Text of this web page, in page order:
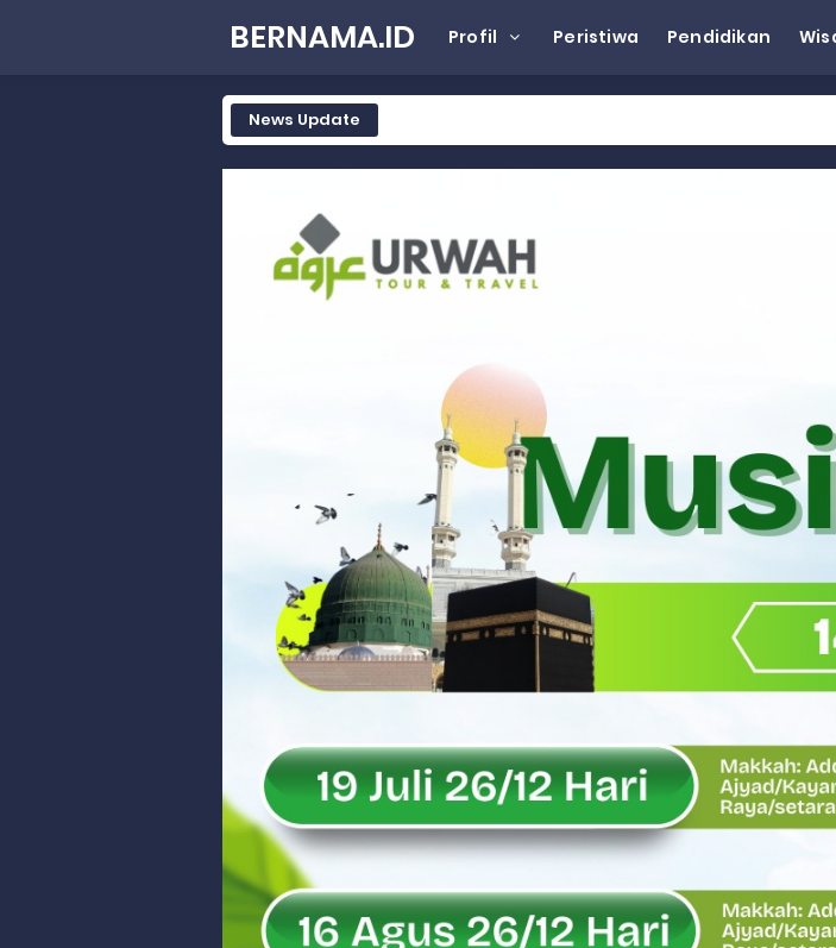
BERNAMA.ID Profil Peristiwa Pendidikan
News Update
Rahmat Saleh Resmikan Hunian Tetap KARTA untuk Korban Banjir
Gelar Musdalub, Ini Tujuan Partai Demokrat Sumbar
RELIS KEJAKSAAN TINGGI SUMATERA BARAT
RELIS KEJAKSAAN TINGGI SUMATERA BARAT
Peringati Hari Koperasi ke-79, Wagub Sumbar Dorong Koperasi Jadi
Dilantik sebagai Ketua Umum Gema Keadilan, Rahmat Saleh Ajak
Bangunan Liar di Atas Aset PT KAI Diduga Dibiarkan, Publik
Gubernur Mahyeldi dan Menteri LH Bahas Penguatan Perhutanan
Danrem 032/Wbr: Jadikan Pengabdian sebagai Ibadah kepada
Ini Penjelasan Kejaksaan Tinggi Sumatera Barat tentang Kasus
Rahmat Saleh Ingatkan Agrinas soal Defisit Operasional dan
Danrem 032/Wbr Kunjungi Kodim 0311/Pesisir Selatan, Apresiasi